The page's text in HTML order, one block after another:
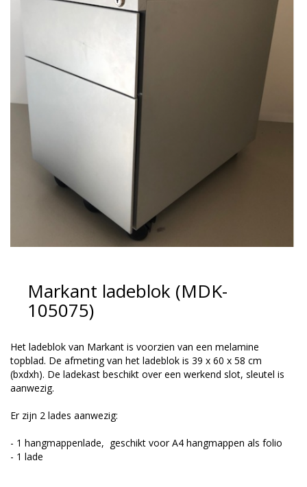
Markant ladeblok (MDK-
105075)
Het ladeblok van Markant is voorzien van een melamine
topblad. De afmeting van het ladeblok is 39 x 60 x 58 cm
(bxdxh). De ladekast beschikt over een werkend slot, sleutel is
aanwezig.
Er zijn 2 lades aanwezig:
- 1 hangmappenlade, geschikt voor A4 hangmappen als folio
- 1 lade